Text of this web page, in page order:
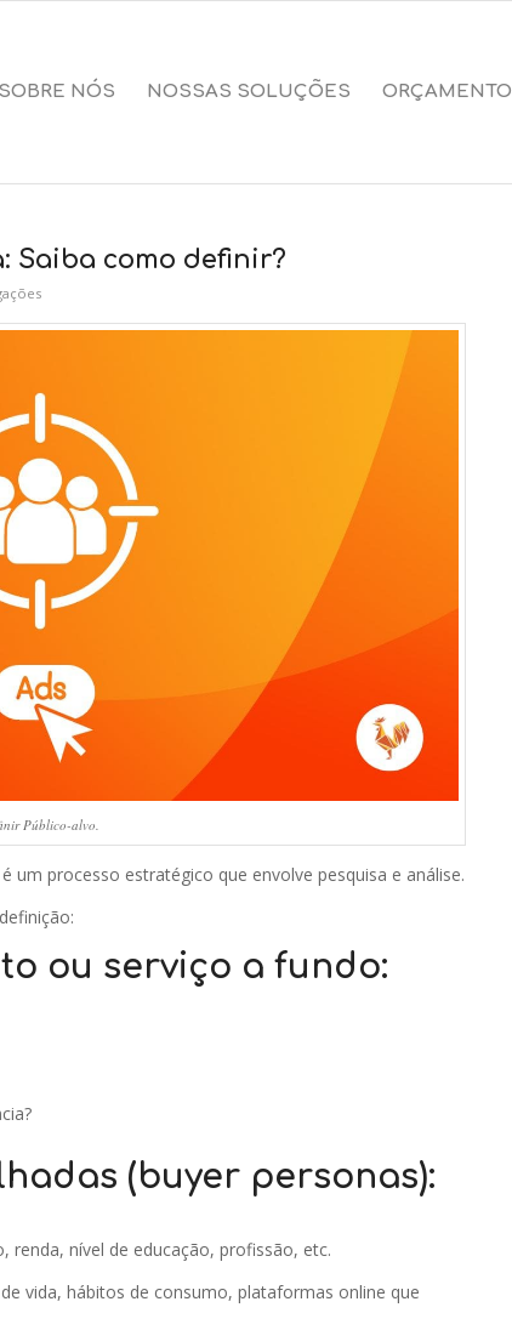
SOBRE NÓS NOSSAS SOLUÇÕES ORÇAMENTO
Saiba como definir?
Público-alvo.
é um processo estratégico que envolve pesquisa e análise.
ou serviço a fundo:
(buyer personas):
renda, nível de educação, profissão, etc.
vida, hábitos de consumo, plataformas online que